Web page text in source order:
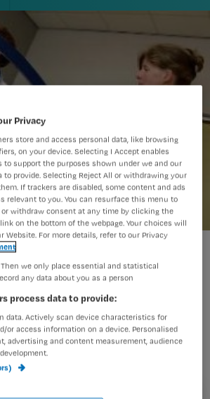
uit tillift
vrouw uit Gorinchem is
overleden nadat zij in
Het Gasthuis uit een
meldt het AD.
Privacy
store and access personal data, like browsing
on your device. Selecting I Accept enables
to support the purposes shown under we and our
to provide. Selecting Reject All or withdrawing your
If trackers are disabled, some content and ads
relevant to you. You can resurface this menu to
withdraw consent at any time by clicking the
on the bottom of the webpage. Your choices will
Website. For more details, refer to our Privacy
we only place essential and statistical
any data about you as a person
process data to provide:
data. Actively scan device characteristics for
or access information on a device. Personalised
advertising and content measurement, audience